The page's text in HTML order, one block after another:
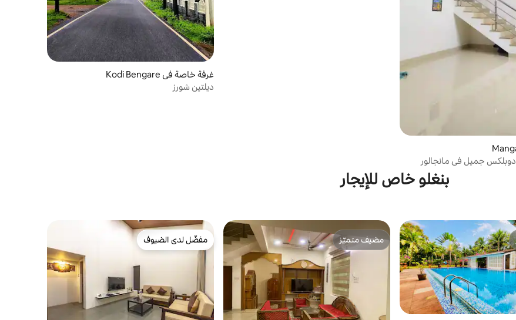
جميل في مانجالور
غرفة خاصة في Kodi Bengare
ديلتين شورز
بنغلو خاص للإيجار
مضيف متميّز
مضيف متميّز
مفضّل لدى الضيوف
مفضّل لدى الضيوف